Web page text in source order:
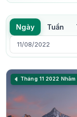
Ngày Tuần
Tháng 11 2022 Nhâm